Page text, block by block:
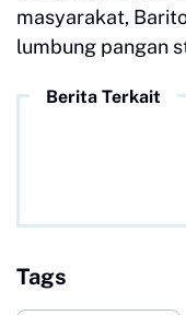
masyarakat,
lumbung pangan
Berita Terkait
Tags